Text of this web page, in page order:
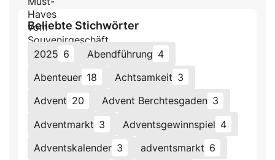
Beliebte Stichwörter
2025 6 Abendführung 4
Abenteuer 18 Achtsamkeit 3
Advent 20 Advent Berchtesgaden 3
Adventmarkt 3 Adventsgewinnspiel 4
Adventskalender 3 adventsmarkt 6